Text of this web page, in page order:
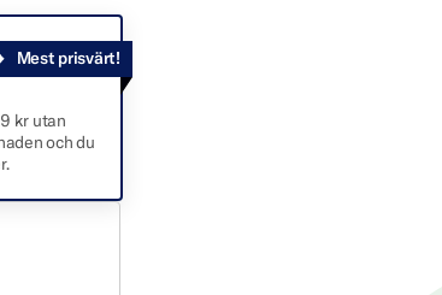
kr utan
och du
Mest prisvärt!